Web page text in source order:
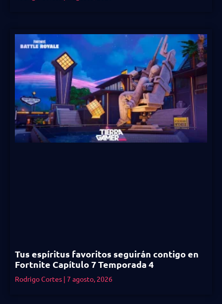
Tus espíritus favoritos seguirán contigo en
Fortnite Capítulo 7 Temporada 4
Rodrigo Cortes 7 agosto, 2026